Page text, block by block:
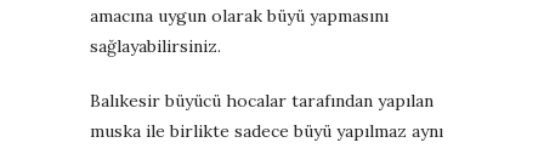
amacına uygun olarak büyü yapmasını
sağlayabilirsiniz.
Balıkesir büyücü hocalar tarafından yapılan
muska ile birlikte sadece büyü yapılmaz aynı